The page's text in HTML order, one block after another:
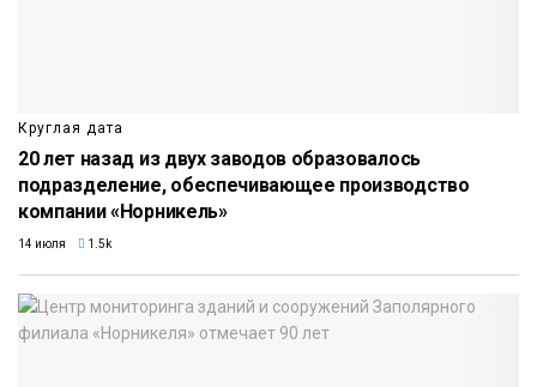
Круглая дата
20 лет назад из двух заводов образовалось
подразделение, обеспечивающее производство
компании «Норникель»
14 июля 1.5k